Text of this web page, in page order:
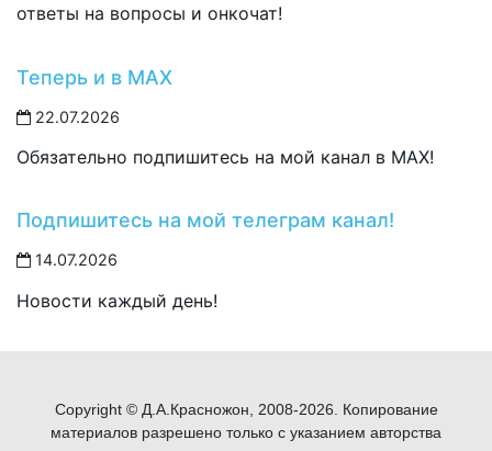
ответы на вопросы и онкочат!
Теперь и в MAX
22.07.2026
Обязательно подпишитесь на мой канал в MAX!
Подпишитесь на мой телеграм канал!
14.07.2026
Новости каждый день!
Copyright © Д.А.Красножон, 2008-2026. Копирование
материалов разрешено только с указанием авторства